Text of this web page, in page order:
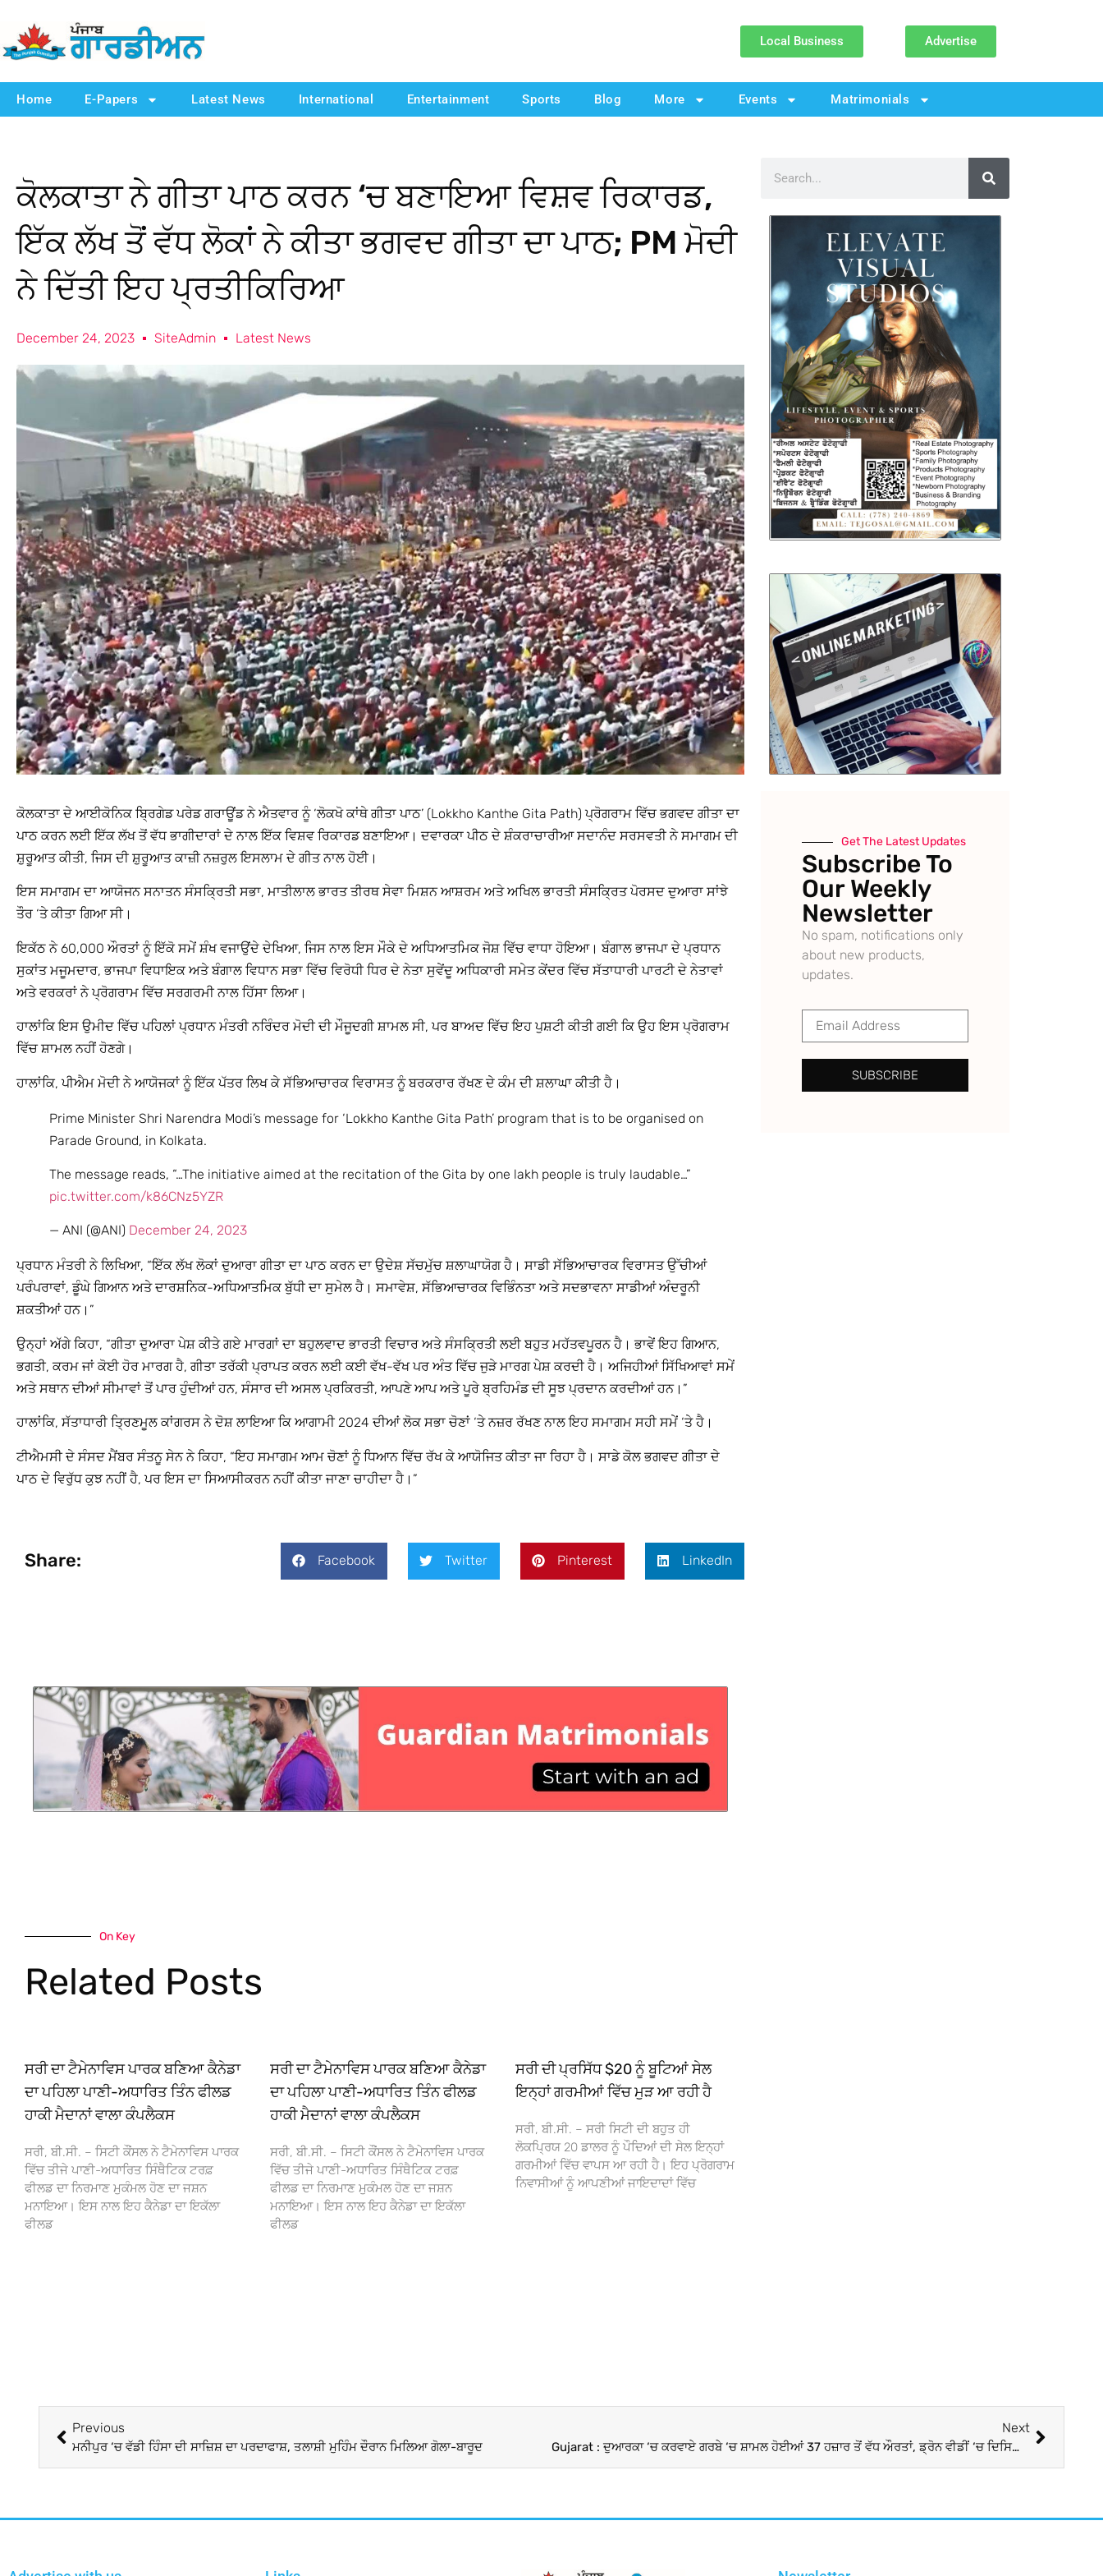
Local Business Advertise
Home E-Papers Latest News International Entertainment Sports Blog More Events Matrimonials
ਕੋਲਕਾਤਾ ਨੇ ਗੀਤਾ ਪਾਠ ਕਰਨ ‘ਚ ਬਣਾਇਆ ਵਿਸ਼ਵ ਰਿਕਾਰਡ,
ਇੱਕ ਲੱਖ ਤੋਂ ਵੱਧ ਲੋਕਾਂ ਨੇ ਕੀਤਾ ਭਗਵਦ ਗੀਤਾ ਦਾ ਪਾਠ; PM ਮੋਦੀ
ਨੇ ਦਿੱਤੀ ਇਹ ਪ੍ਰਤੀਕਿਰਿਆ
December 24, 2023 SiteAdmin Latest News
ਕੋਲਕਾਤਾ ਦੇ ਆਈਕੋਨਿਕ ਬ੍ਰਿਗੇਡ ਪਰੇਡ ਗਰਾਊਂਡ ਨੇ ਐਤਵਾਰ ਨੂੰ ‘ਲੋਕਖੋ ਕਾਂਥੇ ਗੀਤਾ ਪਾਠ’ (Lokkho Kanthe Gita Path) ਪ੍ਰੋਗਰਾਮ ਵਿੱਚ ਭਗਵਦ ਗੀਤਾ ਦਾ
ਪਾਠ ਕਰਨ ਲਈ ਇੱਕ ਲੱਖ ਤੋਂ ਵੱਧ ਭਾਗੀਦਾਰਾਂ ਦੇ ਨਾਲ ਇੱਕ ਵਿਸ਼ਵ ਰਿਕਾਰਡ ਬਣਾਇਆ। ਦਵਾਰਕਾ ਪੀਠ ਦੇ ਸ਼ੰਕਰਾਚਾਰੀਆ ਸਦਾਨੰਦ ਸਰਸਵਤੀ ਨੇ ਸਮਾਗਮ ਦੀ
ਸ਼ੁਰੂਆਤ ਕੀਤੀ, ਜਿਸ ਦੀ ਸ਼ੁਰੂਆਤ ਕਾਜ਼ੀ ਨਜ਼ਰੁਲ ਇਸਲਾਮ ਦੇ ਗੀਤ ਨਾਲ ਹੋਈ।
ਇਸ ਸਮਾਗਮ ਦਾ ਆਯੋਜਨ ਸਨਾਤਨ ਸੰਸਕ੍ਰਿਤੀ ਸਭਾ, ਮਾਤੀਲਾਲ ਭਾਰਤ ਤੀਰਥ ਸੇਵਾ ਮਿਸ਼ਨ ਆਸ਼ਰਮ ਅਤੇ ਅਖਿਲ ਭਾਰਤੀ ਸੰਸਕ੍ਰਿਤ ਪੋਰਸਦ ਦੁਆਰਾ ਸਾਂਝੇ
ਤੌਰ ‘ਤੇ ਕੀਤਾ ਗਿਆ ਸੀ।
ਇਕੱਠ ਨੇ 60,000 ਔਰਤਾਂ ਨੂੰ ਇੱਕੋ ਸਮੇਂ ਸ਼ੰਖ ਵਜਾਉਂਦੇ ਦੇਖਿਆ, ਜਿਸ ਨਾਲ ਇਸ ਮੌਕੇ ਦੇ ਅਧਿਆਤਮਿਕ ਜੋਸ਼ ਵਿੱਚ ਵਾਧਾ ਹੋਇਆ। ਬੰਗਾਲ ਭਾਜਪਾ ਦੇ ਪ੍ਰਧਾਨ
ਸੁਕਾਂਤ ਮਜੂਮਦਾਰ, ਭਾਜਪਾ ਵਿਧਾਇਕ ਅਤੇ ਬੰਗਾਲ ਵਿਧਾਨ ਸਭਾ ਵਿੱਚ ਵਿਰੋਧੀ ਧਿਰ ਦੇ ਨੇਤਾ ਸੁਵੇਂਦੂ ਅਧਿਕਾਰੀ ਸਮੇਤ ਕੇਂਦਰ ਵਿੱਚ ਸੱਤਾਧਾਰੀ ਪਾਰਟੀ ਦੇ ਨੇਤਾਵਾਂ
ਅਤੇ ਵਰਕਰਾਂ ਨੇ ਪ੍ਰੋਗਰਾਮ ਵਿੱਚ ਸਰਗਰਮੀ ਨਾਲ ਹਿੱਸਾ ਲਿਆ।
ਹਾਲਾਂਕਿ ਇਸ ਉਮੀਦ ਵਿੱਚ ਪਹਿਲਾਂ ਪ੍ਰਧਾਨ ਮੰਤਰੀ ਨਰਿੰਦਰ ਮੋਦੀ ਦੀ ਮੌਜੂਦਗੀ ਸ਼ਾਮਲ ਸੀ, ਪਰ ਬਾਅਦ ਵਿੱਚ ਇਹ ਪੁਸ਼ਟੀ ਕੀਤੀ ਗਈ ਕਿ ਉਹ ਇਸ ਪ੍ਰੋਗਰਾਮ
ਵਿੱਚ ਸ਼ਾਮਲ ਨਹੀਂ ਹੋਣਗੇ।
ਹਾਲਾਂਕਿ, ਪੀਐਮ ਮੋਦੀ ਨੇ ਆਯੋਜਕਾਂ ਨੂੰ ਇੱਕ ਪੱਤਰ ਲਿਖ ਕੇ ਸੱਭਿਆਚਾਰਕ ਵਿਰਾਸਤ ਨੂੰ ਬਰਕਰਾਰ ਰੱਖਣ ਦੇ ਕੰਮ ਦੀ ਸ਼ਲਾਘਾ ਕੀਤੀ ਹੈ।
Prime Minister Shri Narendra Modi’s message for ‘Lokkho Kanthe Gita Path’ program that is to be organised on
Parade Ground, in Kolkata.
The message reads, “…The initiative aimed at the recitation of the Gita by one lakh people is truly laudable…”
pic.twitter.com/k86CNz5YZR
— ANI (@ANI) December 24, 2023
ਪ੍ਰਧਾਨ ਮੰਤਰੀ ਨੇ ਲਿਖਿਆ, “ਇੱਕ ਲੱਖ ਲੋਕਾਂ ਦੁਆਰਾ ਗੀਤਾ ਦਾ ਪਾਠ ਕਰਨ ਦਾ ਉਦੇਸ਼ ਸੱਚਮੁੱਚ ਸ਼ਲਾਘਾਯੋਗ ਹੈ। ਸਾਡੀ ਸੱਭਿਆਚਾਰਕ ਵਿਰਾਸਤ ਉੱਚੀਆਂ
ਪਰੰਪਰਾਵਾਂ, ਡੂੰਘੇ ਗਿਆਨ ਅਤੇ ਦਾਰਸ਼ਨਿਕ-ਅਧਿਆਤਮਿਕ ਬੁੱਧੀ ਦਾ ਸੁਮੇਲ ਹੈ। ਸਮਾਵੇਸ਼, ਸੱਭਿਆਚਾਰਕ ਵਿਭਿੰਨਤਾ ਅਤੇ ਸਦਭਾਵਨਾ ਸਾਡੀਆਂ ਅੰਦਰੂਨੀ
ਸ਼ਕਤੀਆਂ ਹਨ।”
ਉਨ੍ਹਾਂ ਅੱਗੇ ਕਿਹਾ, “ਗੀਤਾ ਦੁਆਰਾ ਪੇਸ਼ ਕੀਤੇ ਗਏ ਮਾਰਗਾਂ ਦਾ ਬਹੁਲਵਾਦ ਭਾਰਤੀ ਵਿਚਾਰ ਅਤੇ ਸੰਸਕ੍ਰਿਤੀ ਲਈ ਬਹੁਤ ਮਹੱਤਵਪੂਰਨ ਹੈ। ਭਾਵੇਂ ਇਹ ਗਿਆਨ,
ਭਗਤੀ, ਕਰਮ ਜਾਂ ਕੋਈ ਹੋਰ ਮਾਰਗ ਹੈ, ਗੀਤਾ ਤਰੱਕੀ ਪ੍ਰਾਪਤ ਕਰਨ ਲਈ ਕਈ ਵੱਖ-ਵੱਖ ਪਰ ਅੰਤ ਵਿੱਚ ਜੁੜੇ ਮਾਰਗ ਪੇਸ਼ ਕਰਦੀ ਹੈ। ਅਜਿਹੀਆਂ ਸਿੱਖਿਆਵਾਂ ਸਮੇਂ
ਅਤੇ ਸਥਾਨ ਦੀਆਂ ਸੀਮਾਵਾਂ ਤੋਂ ਪਾਰ ਹੁੰਦੀਆਂ ਹਨ, ਸੰਸਾਰ ਦੀ ਅਸਲ ਪ੍ਰਕਿਰਤੀ, ਆਪਣੇ ਆਪ ਅਤੇ ਪੂਰੇ ਬ੍ਰਹਿਮੰਡ ਦੀ ਸੂਝ ਪ੍ਰਦਾਨ ਕਰਦੀਆਂ ਹਨ।”
ਹਾਲਾਂਕਿ, ਸੱਤਾਧਾਰੀ ਤ੍ਰਿਣਮੂਲ ਕਾਂਗਰਸ ਨੇ ਦੋਸ਼ ਲਾਇਆ ਕਿ ਆਗਾਮੀ 2024 ਦੀਆਂ ਲੋਕ ਸਭਾ ਚੋਣਾਂ ‘ਤੇ ਨਜ਼ਰ ਰੱਖਣ ਨਾਲ ਇਹ ਸਮਾਗਮ ਸਹੀ ਸਮੇਂ ‘ਤੇ ਹੈ।
ਟੀਐਮਸੀ ਦੇ ਸੰਸਦ ਮੈਂਬਰ ਸੰਤਨੂ ਸੇਨ ਨੇ ਕਿਹਾ, “ਇਹ ਸਮਾਗਮ ਆਮ ਚੋਣਾਂ ਨੂੰ ਧਿਆਨ ਵਿੱਚ ਰੱਖ ਕੇ ਆਯੋਜਿਤ ਕੀਤਾ ਜਾ ਰਿਹਾ ਹੈ। ਸਾਡੇ ਕੋਲ ਭਗਵਦ ਗੀਤਾ ਦੇ
ਪਾਠ ਦੇ ਵਿਰੁੱਧ ਕੁਝ ਨਹੀਂ ਹੈ, ਪਰ ਇਸ ਦਾ ਸਿਆਸੀਕਰਨ ਨਹੀਂ ਕੀਤਾ ਜਾਣਾ ਚਾਹੀਦਾ ਹੈ।”
Share: Facebook Twitter Pinterest LinkedIn
On Key
Related Posts
ਸਰੀ ਦਾ ਟੈਮੇਨਾਵਿਸ ਪਾਰਕ ਬਣਿਆ ਕੈਨੇਡਾ
ਦਾ ਪਹਿਲਾ ਪਾਣੀ-ਅਧਾਰਿਤ ਤਿੰਨ ਫੀਲਡ
ਹਾਕੀ ਮੈਦਾਨਾਂ ਵਾਲਾ ਕੰਪਲੈਕਸ
ਸਰੀ, ਬੀ.ਸੀ. – ਸਿਟੀ ਕੌਂਸਲ ਨੇ ਟੈਮੇਨਾਵਿਸ ਪਾਰਕ
ਵਿੱਚ ਤੀਜੇ ਪਾਣੀ-ਅਧਾਰਿਤ ਸਿੰਥੈਟਿਕ ਟਰਫ਼
ਫੀਲਡ ਦਾ ਨਿਰਮਾਣ ਮੁਕੰਮਲ ਹੋਣ ਦਾ ਜਸ਼ਨ
ਮਨਾਇਆ। ਇਸ ਨਾਲ ਇਹ ਕੈਨੇਡਾ ਦਾ ਇਕੱਲਾ
ਫੀਲਡ
ਸਰੀ ਦਾ ਟੈਮੇਨਾਵਿਸ ਪਾਰਕ ਬਣਿਆ ਕੈਨੇਡਾ
ਦਾ ਪਹਿਲਾ ਪਾਣੀ-ਅਧਾਰਿਤ ਤਿੰਨ ਫੀਲਡ
ਹਾਕੀ ਮੈਦਾਨਾਂ ਵਾਲਾ ਕੰਪਲੈਕਸ
ਸਰੀ, ਬੀ.ਸੀ. – ਸਿਟੀ ਕੌਂਸਲ ਨੇ ਟੈਮੇਨਾਵਿਸ ਪਾਰਕ
ਵਿੱਚ ਤੀਜੇ ਪਾਣੀ-ਅਧਾਰਿਤ ਸਿੰਥੈਟਿਕ ਟਰਫ਼
ਫੀਲਡ ਦਾ ਨਿਰਮਾਣ ਮੁਕੰਮਲ ਹੋਣ ਦਾ ਜਸ਼ਨ
ਮਨਾਇਆ। ਇਸ ਨਾਲ ਇਹ ਕੈਨੇਡਾ ਦਾ ਇਕੱਲਾ
ਫੀਲਡ
ਸਰੀ ਦੀ ਪ੍ਰਸਿੱਧ $20 ਨੂੰ ਬੂਟਿਆਂ ਸੇਲ
ਇਨ੍ਹਾਂ ਗਰਮੀਆਂ ਵਿੱਚ ਮੁੜ ਆ ਰਹੀ ਹੈ
ਸਰੀ, ਬੀ.ਸੀ. – ਸਰੀ ਸਿਟੀ ਦੀ ਬਹੁਤ ਹੀ
ਲੋਕਪ੍ਰਿਯ 20 ਡਾਲਰ ਨੂੰ ਪੌਦਿਆਂ ਦੀ ਸੇਲ ਇਨ੍ਹਾਂ
ਗਰਮੀਆਂ ਵਿੱਚ ਵਾਪਸ ਆ ਰਹੀ ਹੈ। ਇਹ ਪ੍ਰੋਗਰਾਮ
ਨਿਵਾਸੀਆਂ ਨੂੰ ਆਪਣੀਆਂ ਜਾਇਦਾਦਾਂ ਵਿੱਚ
Get The Latest Updates
Subscribe To
Our Weekly
Newsletter
No spam, notifications only
about new products,
updates.
SUBSCRIBE
Previous
ਮਨੀਪੁਰ ‘ਚ ਵੱਡੀ ਹਿੰਸਾ ਦੀ ਸਾਜ਼ਿਸ਼ ਦਾ ਪਰਦਾਫਾਸ਼, ਤਲਾਸ਼ੀ ਮੁਹਿੰਮ ਦੌਰਾਨ ਮਿਲਿਆ ਗੋਲਾ-ਬਾਰੂਦ
Next
Gujarat : ਦੁਆਰਕਾ ‘ਚ ਕਰਵਾਏ ਗਰਬੇ ‘ਚ ਸ਼ਾਮਲ ਹੋਈਆਂ 37 ਹਜ਼ਾਰ ਤੋਂ ਵੱਧ ਔਰਤਾਂ, ਡ੍ਰੋਨ ਵੀਡੀਂ ‘ਚ ਦਿਸਿਆ ਅਨੋਖਾ ਨਜ਼ਾਰਾ